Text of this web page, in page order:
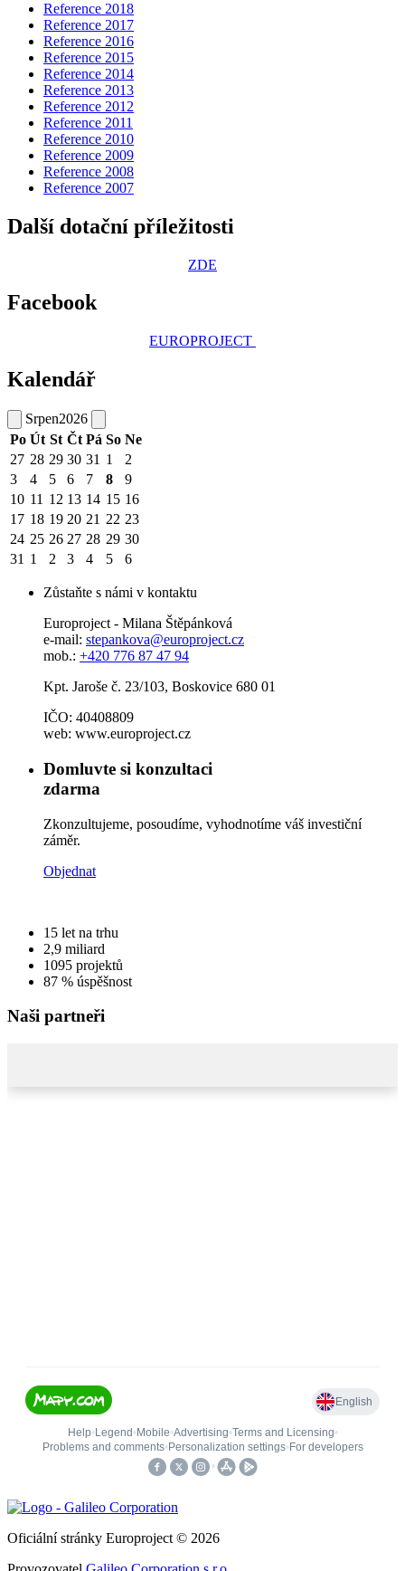
Reference 2018
Reference 2017
Reference 2016
Reference 2015
Reference 2014
Reference 2013
Reference 2012
Reference 2011
Reference 2010
Reference 2009
Reference 2008
Reference 2007
Další dotační příležitosti
ZDE
Facebook
EUROPROJECT
Kalendář
Srpen2026
Po Út St Čt Pá So Ne
27 28 29 30 31 1
2
3
4 5 6 7 8
9
10 11 12 13 14 15 16
17 18 19 20 21 22 23
24 25 26 27 28 29 30
31 1 2 3 4 5 6
Zůstaňte s námi v kontaktu
Europroject - Milana Štěpánková
e-mail: stepankova@europroject.cz
mob.: +420 776 87 47 94
Kpt. Jaroše č. 23/103, Boskovice 680 01
IČO: 40408809
web: www.europroject.cz
Domluvte si konzultaci
zdarma
Zkonzultujeme, posoudíme, vyhodnotíme váš investiční
záměr.
Objednat
15 let na trhu
2,9 miliard
1095 projektů
87 % úspěšnost
Naši partneři
Oficiální stránky Europroject © 2026